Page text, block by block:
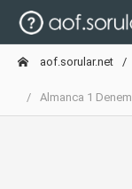
aof.sorular.net
Almanca 1